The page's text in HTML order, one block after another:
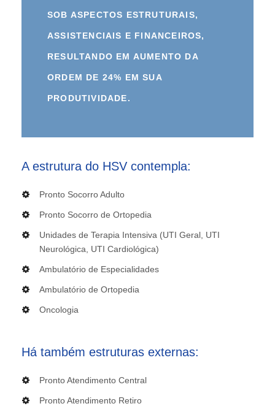
SOB ASPECTOS ESTRUTURAIS,
ASSISTENCIAIS E FINANCEIROS,
RESULTANDO EM AUMENTO DA
ORDEM DE 24% EM SUA
PRODUTIVIDADE.
A estrutura do HSV contempla:
Pronto Socorro Adulto
Pronto Socorro de Ortopedia
Unidades de Terapia Intensiva (UTI Geral, UTI
Neurológica, UTI Cardiológica)
Ambulatório de Especialidades
Ambulatório de Ortopedia
Oncologia
Há também estruturas externas:
Pronto Atendimento Central
Pronto Atendimento Retiro